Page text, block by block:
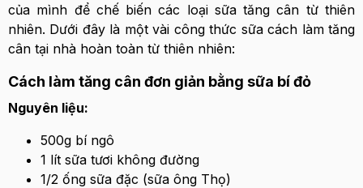
của mình để chế biến các loại sữa tăng cân từ thiên
nhiên. Dưới đây là một vài công thức sữa cách làm tăng
cân tại nhà hoàn toàn từ thiên nhiên:
Cách làm tăng cân đơn giản bằng sữa bí đỏ
Nguyên liệu:
500g bí ngô
1 lít sữa tươi không đường
1/2 ống sữa đặc (sữa ông Thọ)